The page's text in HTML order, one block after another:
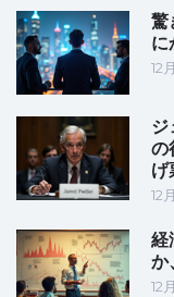
驚
に
12
ジ
の
げ
12
経
か
12